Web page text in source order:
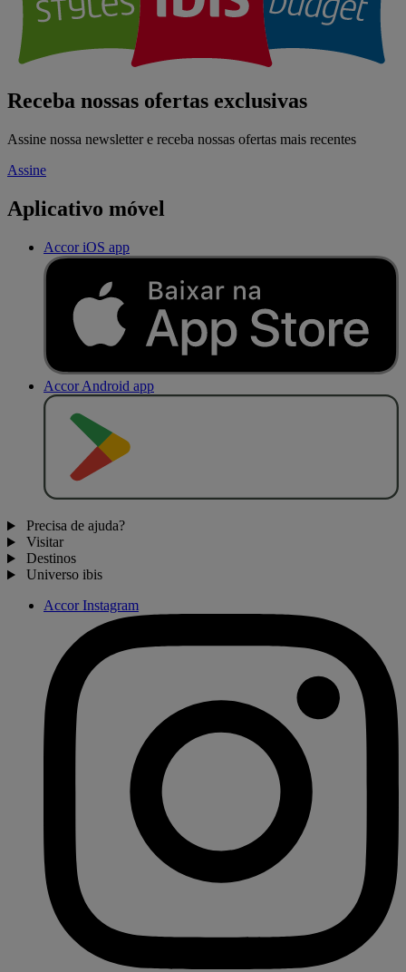
Receba nossas ofertas exclusivas
Assine nossa newsletter e receba nossas ofertas mais recentes
Assine
Aplicativo móvel
Accor iOS app
Accor Android app
Precisa de ajuda?
Visitar
Destinos
Universo ibis
Accor Instagram